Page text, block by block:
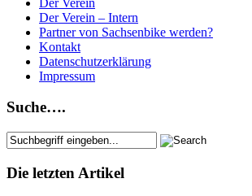
Der Verein – Intern
Partner von Sachsenbike werden?
Kontakt
Datenschutzerklärung
Impressum
Suche….
Die letzten Artikel